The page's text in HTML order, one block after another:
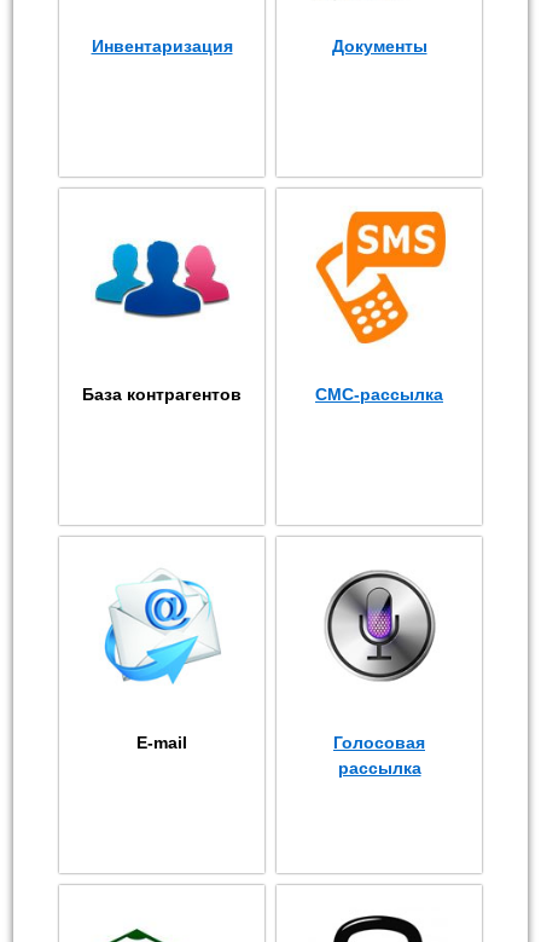
Инвентаризация Документы
База контрагентов СМС-рассылка
E-mail
Голосовая
рассылка